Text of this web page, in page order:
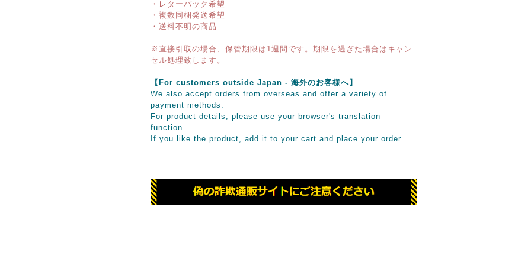
・レターパック希望
・複数同梱発送希望
・送料不明の商品
※直接引取の場合、保管期限は1週間です。期限を過ぎた場合はキャン
セル処理致します。
【For customers outside Japan - 海外のお客様へ】
We also accept orders from overseas and offer a variety of
payment methods.
For product details, please use your browser's translation
function.
If you like the product, add it to your cart and place your order.